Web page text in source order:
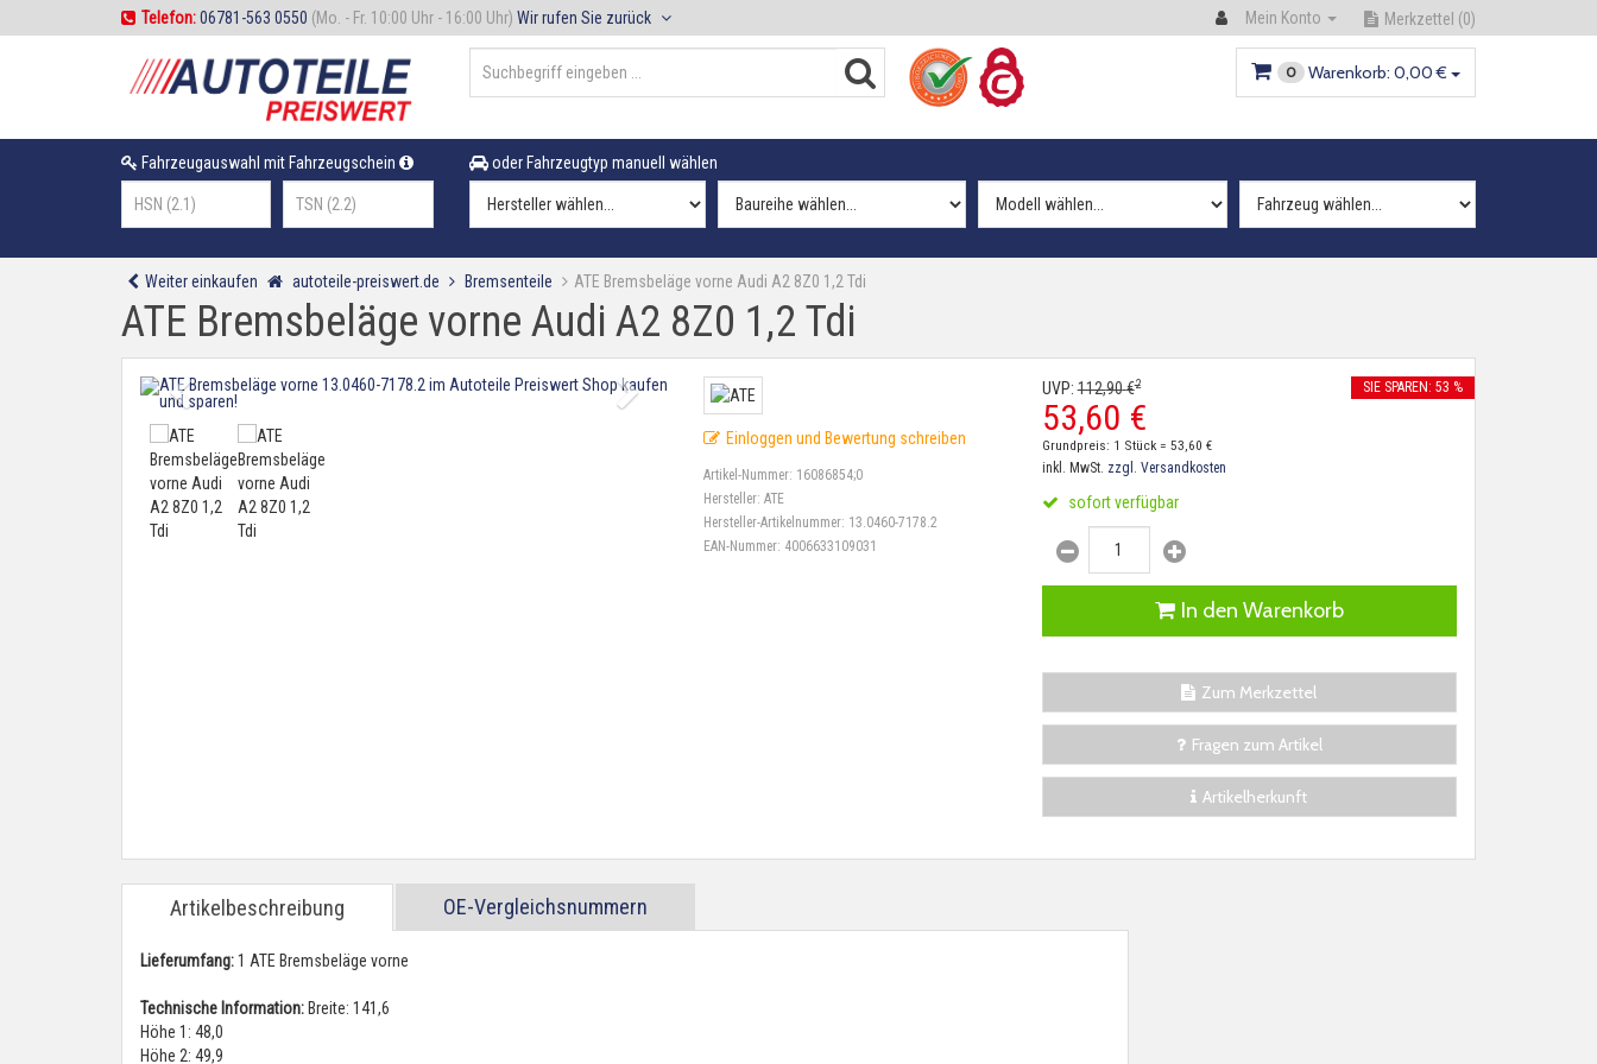
Telefon:06781-563 0550 (Mo. - Fr. 10:00 Uhr - 16:00 Uhr) Wir rufen Sie zurück Mein Konto Merkzettel (0)
0 Warenkorb: 0,00 €
Fahrzeugauswahl mit Fahrzeugschein oder Fahrzeugtyp manuell wählen
Weiter einkaufen autoteile-preiswert.de Bremsenteile ATE Bremsbeläge vorne Audi A2 8Z0 1,2 Tdi
ATE Bremsbeläge vorne Audi A2 8Z0 1,2 Tdi
Einloggen und Bewertung schreiben
Artikel-Nummer: 16086854;0
Hersteller:ATE
Hersteller-Artikelnummer: 13.0460-7178.2
EAN-Nummer: 4006633109031
UVP:112,90€2
53,60 €
SIE SPAREN: 53 %
Grundpreis: 1 Stück = 53,60 €
inkl. MwSt. zzgl. Versandkosten
sofort verfügbar
In den Warenkorb
Zum Merkzettel
Fragen zum Artikel
Artikelherkunft
Artikelbeschreibung OE-Vergleichsnummern
Lieferumfang:1 ATE Bremsbeläge vorne
Technische Information: Breite: 141,6
Höhe 1: 48,0
Höhe 2: 49,9